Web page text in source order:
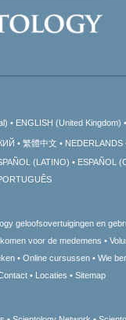
ENGLISH (United Kingdom)
繁體中文 NEDERLANDS
(LATINO)
ESPAÑOL
geloofsovertuigingen en
voor de medemens
Online cursussen Wie
Locaties Sitemap